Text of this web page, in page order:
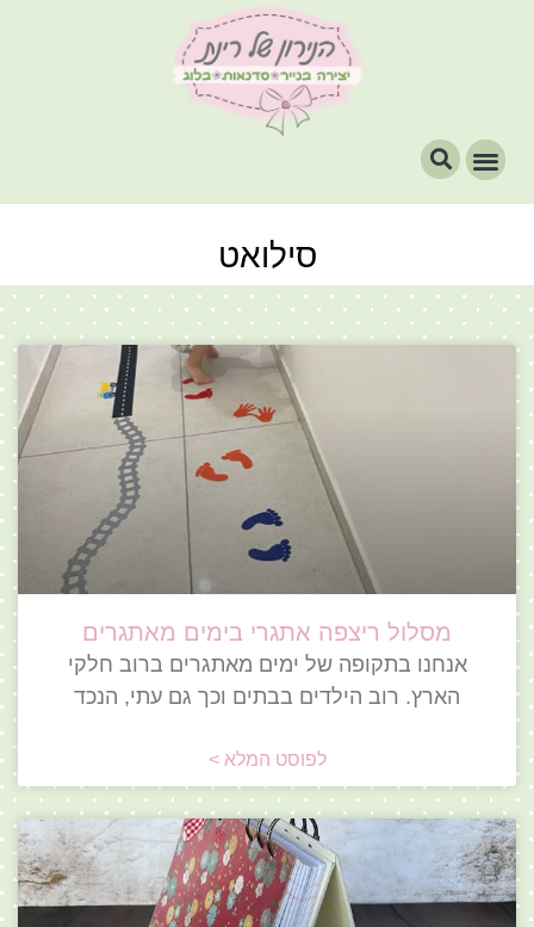
סילואט
מסלול ריצפה אתגרי בימים מאתגרים
אנחנו בתקופה של ימים מאתגרים ברוב חלקי
הארץ. רוב הילדים בבתים וכך גם עתי, הנכד
לפוסט המלא >